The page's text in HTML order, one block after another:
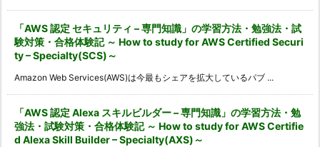
「AWS 認定 セキュリティ – 専門知識」の学習方法・勉強法・試
験対策・合格体験記 ～ How to study for AWS Certified Securi
ty – Specialty(SCS)～
Amazon Web Services(AWS)は今最もシェアを拡大しているパブ ...
「AWS 認定 Alexa スキルビルダー – 専門知識」の学習方法・勉
強法・試験対策・合格体験記 ～ How to study for AWS Certifie
d Alexa Skill Builder – Specialty(AXS)～